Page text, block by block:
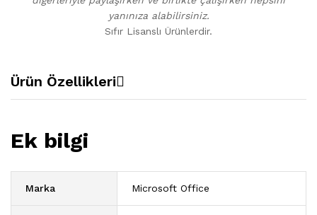
yanınıza alabilirsiniz.
Sıfır Lisanslı Ürünlerdir.
Ürün Özellikleri
Ek bilgi
Marka Microsoft Office